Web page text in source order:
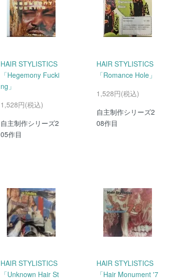
HAIR STYLISTICS
「Hegemony Fucki
ng」
1,528円(税込)
自主制作シリーズ2
05作目
HAIR STYLISTICS
「Romance Hole」
1,528円(税込)
自主制作シリーズ2
08作目
HAIR STYLISTICS
「Unknown Hair St
HAIR STYLISTICS
「Hair Monument '7